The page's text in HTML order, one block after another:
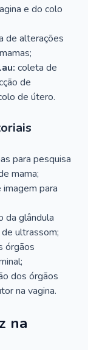
e do colo
de alterações
coleta de
de
de útero.
para pesquisa
mama;
para
da glândula
ultrassom;
órgãos
dos órgãos
na vagina.
na